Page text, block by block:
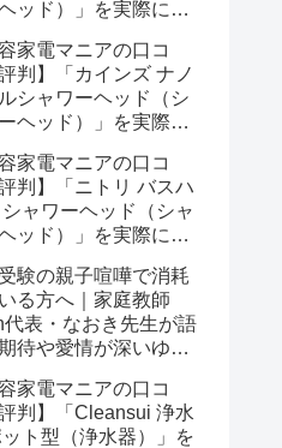
ッド）」を実際に使
容家電マニアの口コ
判】「カインズ ナノ
シャワーヘッド（シ
ヘッド）」を実際に
容家電マニアの口コ
判】「ニトリ バスハ
ャワーヘッド（シャ
ッド）」を実際に使
験の親子喧嘩で消耗
る方へ｜家庭教師
代表・なおき先生が語
待や愛情が深いゆえ
間に第三者を入れると
び方
容家電マニアの口コ
判】「Cleansui 浄水
ト型（浄水器）」を